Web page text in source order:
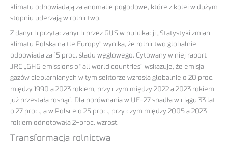
klimatu odpowiadają za anomalie pogodowe, które z kolei w dużym
stopniu uderzają w rolnictwo.
Z danych przytaczanych przez GUS w publikacji „Statystyki zmian
klimatu Polska na tle Europy” wynika, że rolnictwo globalnie
odpowiada za 15 proc. śladu węglowego. Cytowany w niej raport
JRC „GHG emissions of all world countries” wskazuje, że emisja
gazów cieplarnianych w tym sektorze wzrosła globalnie o 20 proc.
między 1990 a 2023 rokiem, przy czym między 2022 a 2023 rokiem
już przestała rosnąć. Dla porównania w UE-27 spadła w ciągu 33 lat
o 27 proc., a w Polsce o 25 proc., przy czym między 2005 a 2023
rokiem odnotowała 2-proc. wzrost.
Transformacja rolnictwa